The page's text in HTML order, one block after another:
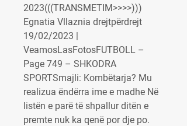
2023(((TRANSMETIM>>>>)))
Egnatia Vllaznia drejtpërdrejt
19/02/2023 |
VeamosLasFotosFUTBOLL –
Page 749 – SHKODRA
SPORTSmajli: Kombëtarja? Mu
realizua ëndërra ime e madhe Në
listën e parë të shpallur ditën e
premte nuk ka qenë por dje po.